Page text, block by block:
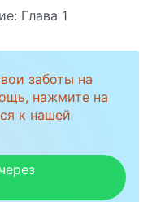
Глава 1
заботы на
нажмите на
к нашей